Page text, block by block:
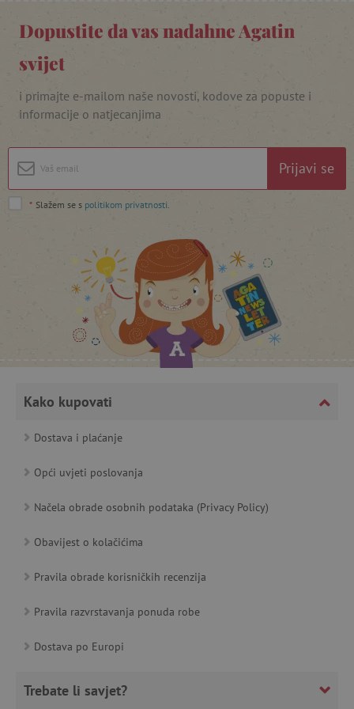
Dopustite da vas nadahne Agatin
svijet
i primajte e-mailom naše novosti, kodove za popuste i
informacije o natjecanjima
Prijavi se
* Slažem se s politikom privatnosti
Kako kupovati
Dostava i plaćanje
Opći uvjeti poslovanja
Načela obrade osobnih podataka (Privacy Policy)
Obavijest o kolačićima
Pravila obrade korisničkih recenzija
Pravila razvrstavanja ponuda robe
Dostava po Europi
Trebate li savjet?
featureFlagIdentifier www.agatinsvijet.hr
_lb_ccc .agatinsvijet.hr
PHPSESSID
Googleovu politiku privatnosti